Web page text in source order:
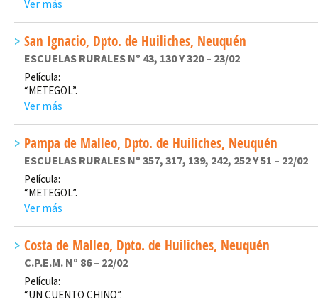
Ver más
San Ignacio, Dpto. de Huiliches, Neuquén
ESCUELAS RURALES Nº 43, 130 Y 320 – 23/02
Película:
“METEGOL”.
Ver más
Pampa de Malleo, Dpto. de Huiliches, Neuquén
ESCUELAS RURALES Nº 357, 317, 139, 242, 252 Y 51 – 22/02
Película:
“METEGOL”.
Ver más
Costa de Malleo, Dpto. de Huiliches, Neuquén
C.P.E.M. Nº 86 – 22/02
Película:
“UN CUENTO CHINO”.